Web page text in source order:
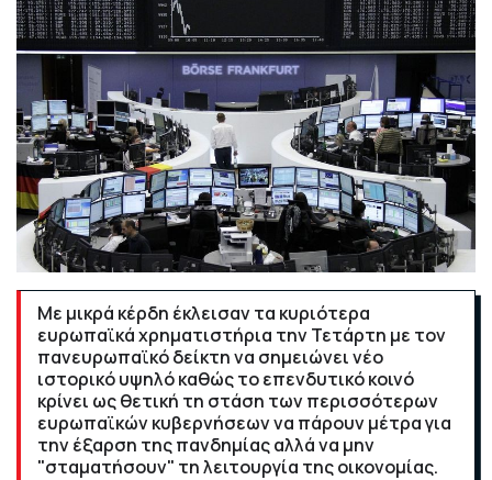
Με μικρά κέρδη έκλεισαν τα κυριότερα
ευρωπαϊκά χρηματιστήρια την Τετάρτη με τον
πανευρωπαϊκό δείκτη να σημειώνει νέο
ιστορικό υψηλό καθώς το επενδυτικό κοινό
κρίνει ως θετική τη στάση των περισσότερων
ευρωπαϊκών κυβερνήσεων να πάρουν μέτρα για
την έξαρση της πανδημίας αλλά να μην
"σταματήσουν" τη λειτουργία της οικονομίας.